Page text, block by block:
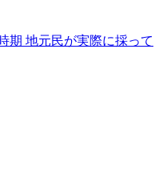
期 地元民が実際に採って